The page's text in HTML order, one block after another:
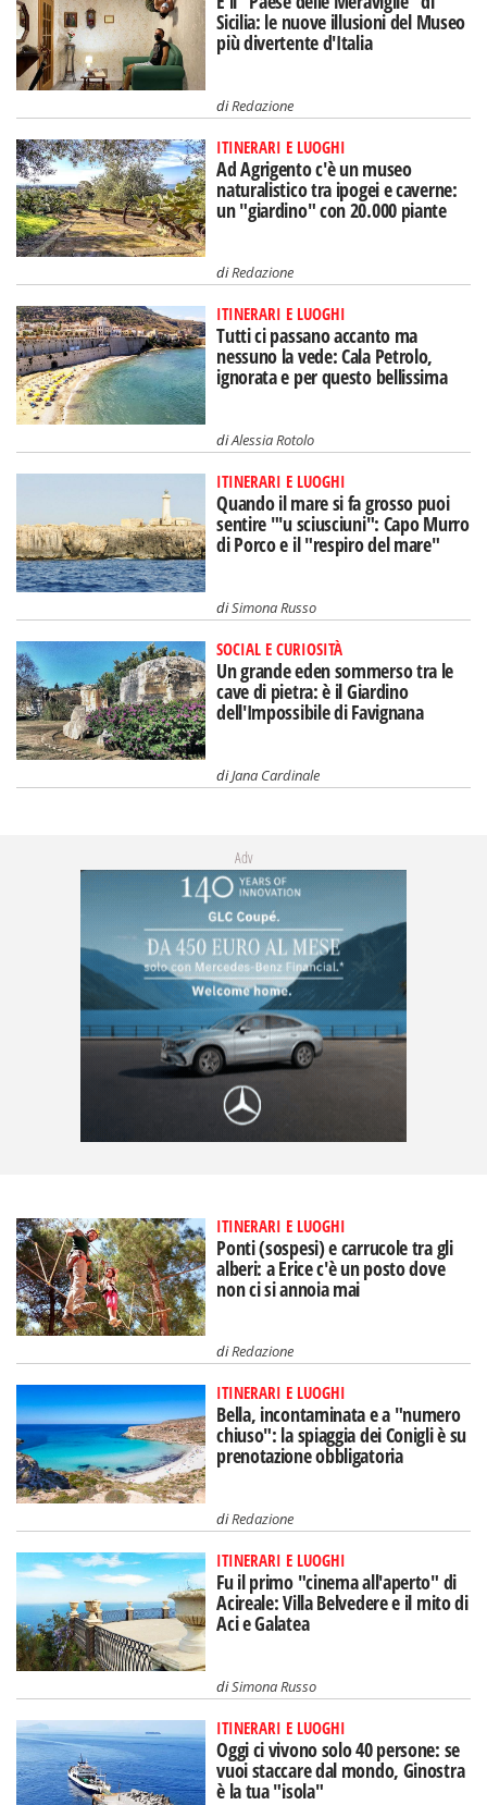
Sicilia: le nuove illusioni del Museo
più divertente d'Italia
diRedazione
ITINERARI E LUOGHI
Ad Agrigento c'è un museo
naturalistico tra ipogei e caverne:
un "giardino" con 20.000 piante
diRedazione
ITINERARI E LUOGHI
Tutti ci passano accanto ma
nessuno la vede: Cala Petrolo,
ignorata e per questo bellissima
diAlessia Rotolo
ITINERARI E LUOGHI
Quando il mare si fa grosso puoi
sentire "'u sciusciuni": Capo Murro
di Porco e il "respiro del mare"
diSimona Russo
SOCIAL E CURIOSITÀ
Un grande eden sommerso tra le
cave di pietra: è il Giardino
dell'Impossibile di Favignana
diJana Cardinale
Adv
ITINERARI E LUOGHI
Ponti (sospesi) e carrucole tra gli
alberi: a Erice c'è un posto dove
non ci si annoia mai
diRedazione
ITINERARI E LUOGHI
Bella, incontaminata e a "numero
chiuso": la spiaggia dei Conigli è su
prenotazione obbligatoria
diRedazione
ITINERARI E LUOGHI
Fu il primo "cinema all'aperto" di
Acireale: Villa Belvedere e il mito di
Aci e Galatea
diSimona Russo
ITINERARI E LUOGHI
Oggi ci vivono solo 40 persone: se
vuoi staccare dal mondo, Ginostra
è la tua "isola"